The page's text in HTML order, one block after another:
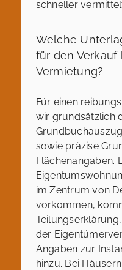
schneller
Welche
für den Verkauf
Vermietung?
Für einen
wir grundsätzlich
sowie präzise
Flächenangaben.
im Zentrum von
vorkommen,
der
Angaben zur
hinzu. Bei